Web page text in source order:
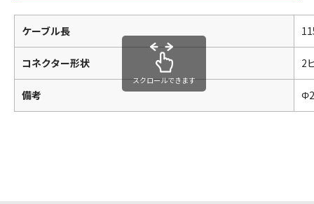
ケーブル長
コネクター形状 2
備考
スクロールできます